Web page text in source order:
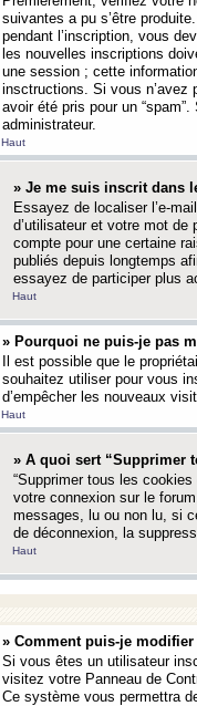
suivantes a pu s’être
pendant l’inscription, vous
les nouvelles inscriptions
une session ; cette
insctructions. Si vous n’avez
avoir été pris pour un
administrateur.
Haut
» Je me suis inscrit dans
Essayez de localiser l’e-
d’utilisateur et votre mot
compte pour une certaine
publiés depuis longtemps
essayez de participer plus
Haut
» Pourquoi ne puis-je pas
Il est possible que le
souhaitez utiliser pour vous
d’empêcher les nouveaux
Haut
» A quoi sert “Supprimer
“Supprimer tous les
votre connexion sur le
messages, lu ou non lu, si
de déconnexion, la
Haut
» Comment puis-je
Si vous êtes un utilisateur
visitez votre Panneau de
Ce système vous permettra